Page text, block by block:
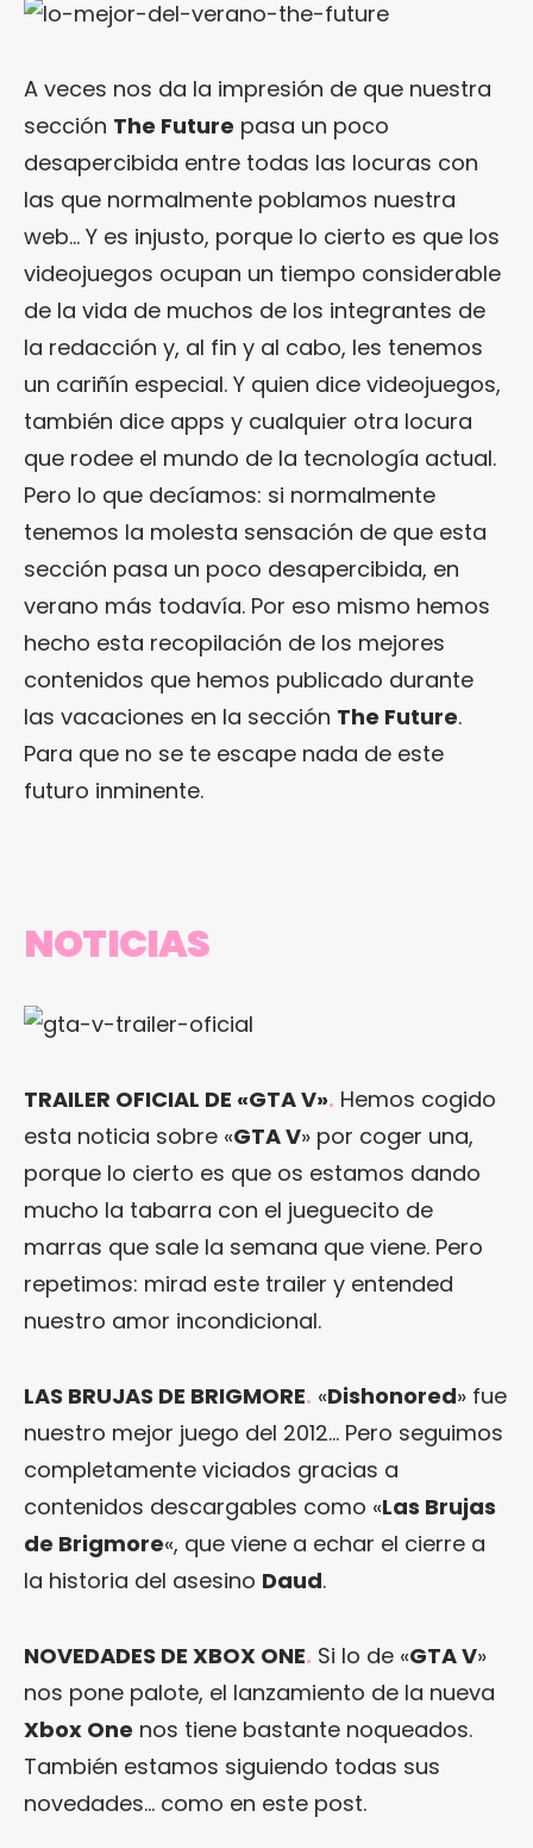
A veces nos da la impresión de que nuestra
sección The Future pasa un poco
desapercibida entre todas las locuras con
las que normalmente poblamos nuestra
web… Y es injusto, porque lo cierto es que los
videojuegos ocupan un tiempo considerable
de la vida de muchos de los integrantes de
la redacción y, al fin y al cabo, les tenemos
un cariñín especial. Y quien dice videojuegos,
también dice apps y cualquier otra locura
que rodee el mundo de la tecnología actual.
Pero lo que decíamos: si normalmente
tenemos la molesta sensación de que esta
sección pasa un poco desapercibida, en
verano más todavía. Por eso mismo hemos
hecho esta recopilación de los mejores
contenidos que hemos publicado durante
las vacaciones en la sección The Future.
Para que no se te escape nada de este
futuro inminente.
NOTICIAS
TRAILER OFICIAL DE «GTA V». Hemos cogido
esta noticia sobre «GTA V» por coger una,
porque lo cierto es que os estamos dando
mucho la tabarra con el jueguecito de
marras que sale la semana que viene. Pero
repetimos: mirad este trailer y entended
nuestro amor incondicional.
LAS BRUJAS DE BRIGMORE. «Dishonored» fue
nuestro mejor juego del 2012… Pero seguimos
completamente viciados gracias a
contenidos descargables como «Las Brujas
de Brigmore«, que viene a echar el cierre a
la historia del asesino Daud.
NOVEDADES DE XBOX ONE. Si lo de «GTA V»
nos pone palote, el lanzamiento de la nueva
Xbox One nos tiene bastante noqueados.
También estamos siguiendo todas sus
novedades… como en este post.